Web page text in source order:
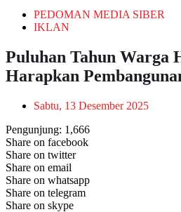
PEDOMAN MEDIA SIBER
IKLAN
Puluhan Tahun Warga
Harapkan
Sabtu, 13 Desember 2025
Pengunjung: 1,666
Share on facebook
Share on twitter
Share on email
Share on whatsapp
Share on telegram
Share on skype